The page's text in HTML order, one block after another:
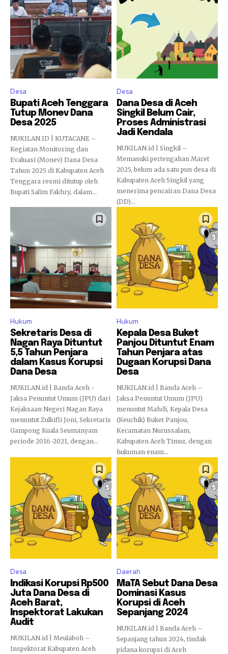
Desa
Bupati Aceh Tenggara
Tutup Monev Dana
Desa 2025
NUKILAN.ID | KUTACANE –
Kegiatan Monitoring dan
Evaluasi (Monev) Dana Desa
Tahun 2025 di Kabupaten Aceh
Tenggara resmi ditutup oleh
Bupati Salim Fakhry, dalam...
Desa
Dana Desa di Aceh
Singkil Belum Cair,
Proses Administrasi
Jadi Kendala
NUKILAN.id | Singkil –
Memasuki pertengahan Maret
2025, belum ada satu pun desa di
Kabupaten Aceh Singkil yang
menerima pencairan Dana Desa
(DD)...
Hukum
Sekretaris Desa di
Nagan Raya Dituntut
5,5 Tahun Penjara
dalam Kasus Korupsi
Dana Desa
NUKILAN.id | Banda Aceh -
Jaksa Penuntut Umum (JPU) dari
Kejaksaan Negeri Nagan Raya
menuntut Zulkifli Joni, Sekretaris
Gampong Kuala Seumanyam
periode 2016-2021, dengan...
Hukum
Kepala Desa Buket
Panjou Dituntut Enam
Tahun Penjara atas
Dugaan Korupsi Dana
Desa
NUKILAN.id | Banda Aceh –
Jaksa Penuntut Umum (JPU)
menuntut Mahdi, Kepala Desa
(Keuchik) Buket Panjou,
Kecamatan Nurussalam,
Kabupaten Aceh Timur, dengan
hukuman enam...
Desa
Indikasi Korupsi Rp500
Juta Dana Desa di
Aceh Barat,
Inspektorat Lakukan
Audit
NUKILAN.id | Meulaboh –
Inspektorat Kabupaten Aceh
Daerah
MaTA Sebut Dana Desa
Dominasi Kasus
Korupsi di Aceh
Sepanjang 2024
NUKILAN.id | Banda Aceh –
Sepanjang tahun 2024, tindak
pidana korupsi di Aceh